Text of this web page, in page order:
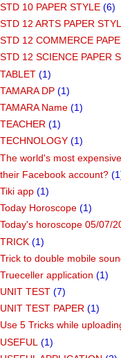
STD 10 PAPER STYLE (6)
STD 12 ARTS PAPER
STD 12 COMMERCE
STD 12 SCIENCE PAPER
TABLET (1)
TAMARA DP (1)
TAMARA Name (1)
TEACHER (1)
TECHNOLOGY (1)
The world's most
their Facebook account?
Tiki app (1)
Today Horoscope (1)
Today's horoscope 05/07/
TRICK (1)
Trick to double mobile
Trueceller application (1)
UNIT TEST (7)
UNIT TEST PAPER (1)
Use 5 Tricks while
USEFUL (1)